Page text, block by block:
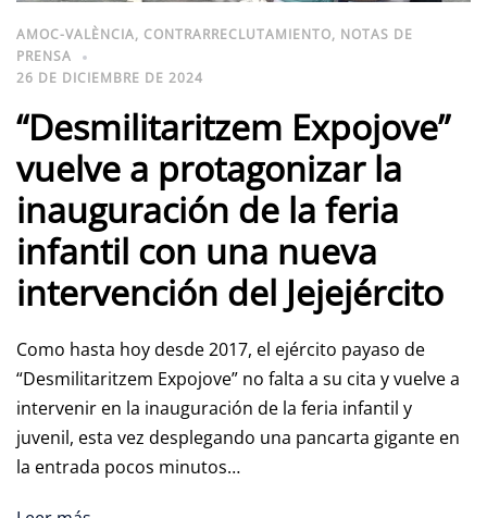
AMOC-VALÈNCIA, CONTRARRECLUTAMIENTO, NOTAS DE
PRENSA
26 DE DICIEMBRE DE 2024
“Desmilitaritzem Expojove”
vuelve a protagonizar la
inauguración de la feria
infantil con una nueva
intervención del Jejejército
Como hasta hoy desde 2017, el ejército payaso de
“Desmilitaritzem Expojove” no falta a su cita y vuelve a
intervenir en la inauguración de la feria infantil y
juvenil, esta vez desplegando una pancarta gigante en
la entrada pocos minutos…